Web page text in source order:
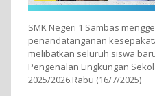
SMK Negeri 1 Sambas
penandatanganan
melibatkan seluruh siswa
Pengenalan Lingkungan
2025/2026.Rabu (16/7/2025)